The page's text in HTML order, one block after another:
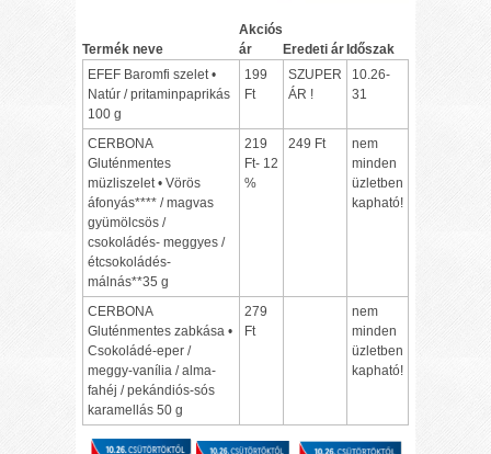
Termék neve
Akciós
ár
Eredeti árIdőszak
EFEF Baromfi szelet •
Natúr / pritaminpaprikás
100 g
199
Ft
SZUPER
ÁR !
10.26-
31
CERBONA
Gluténmentes
müzliszelet • Vörös
áfonyás**** / magvas
gyümölcsös /
csokoládés- meggyes /
étcsokoládés-
málnás**35 g
219
Ft- 12
%
249 Ft
nem
minden
üzletben
kapható!
CERBONA
Gluténmentes zabkása •
Csokoládé-eper /
meggy-vanília / alma-
fahéj / pekándiós-sós
karamellás 50 g
279
Ft
nem
minden
üzletben
kapható!